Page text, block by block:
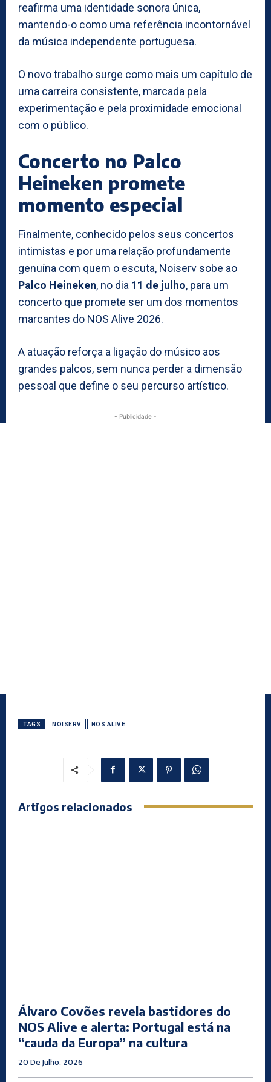
reafirma uma identidade sonora única,
mantendo-o como uma referência incontornável
da música independente portuguesa.
O novo trabalho surge como mais um capítulo de
uma carreira consistente, marcada pela
experimentação e pela proximidade emocional
com o público.
Concerto no Palco
Heineken promete
momento especial
Finalmente, conhecido pelos seus concertos
intimistas e por uma relação profundamente
genuína com quem o escuta, Noiserv sobe ao
Palco Heineken, no dia 11 de julho, para um
concerto que promete ser um dos momentos
marcantes do NOS Alive 2026.
A atuação reforça a ligação do músico aos
grandes palcos, sem nunca perder a dimensão
pessoal que define o seu percurso artístico.
- Publicidade -
TAGS NOISERV NOS ALIVE
Artigos relacionados
Álvaro Covões revela bastidores do
NOS Alive e alerta: Portugal está na
“cauda da Europa” na cultura
20 De Julho, 2026